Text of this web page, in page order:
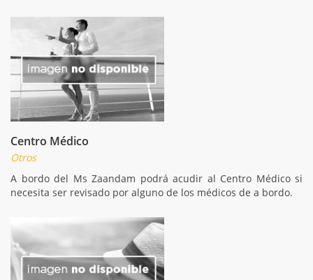
Centro Médico
Otros
A bordo del Ms Zaandam podrá acudir al Centro Médico si
necesita ser revisado por alguno de los médicos de a bordo.